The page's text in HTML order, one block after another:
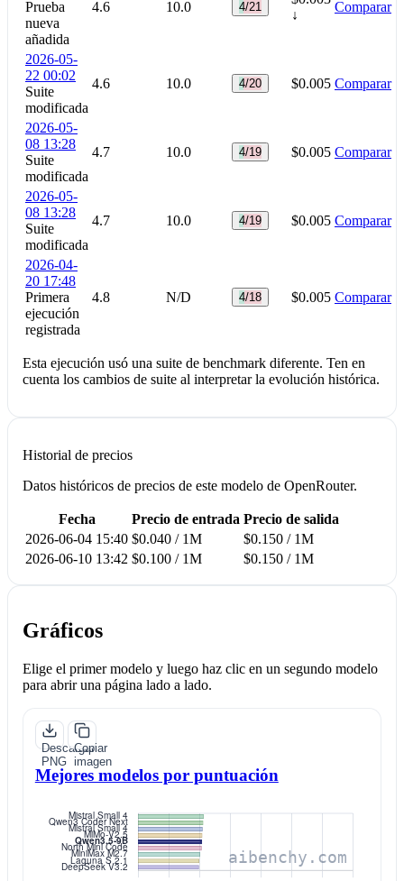
Prueba
nueva
añadida
4.6 10.0 4/21
↓
Comparar
2026-05-
22 00:02
Suite
modificada
4.6 10.0 4/20 $0.005 Comparar
2026-05-
08 13:28
Suite
modificada
4.7 10.0 4/19 $0.005 Comparar
2026-05-
08 13:28
Suite
modificada
4.7 10.0 4/19 $0.005 Comparar
2026-04-
20 17:48
Primera
ejecución
registrada
4.8 N/D 4/18 $0.005 Comparar
Esta ejecución usó una suite de benchmark diferente. Ten en
cuenta los cambios de suite al interpretar la evolución histórica.
Historial de precios
Datos históricos de precios de este modelo de OpenRouter.
Fecha Precio de entrada Precio de salida
2026-06-04 15:40 $0.040 / 1M
$0.150 / 1M
2026-06-10 13:42 $0.100 / 1M $0.150 / 1M
Gráficos
Elige el primer modelo y luego haz clic en un segundo modelo
para abrir una página lado a lado.
Descargar
PNG
Copiar
imagen
Mejores modelos por puntuación